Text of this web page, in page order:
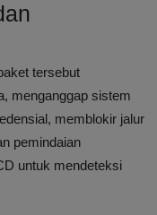
tersebut
menganggap sistem
memblokir jalur
pemindaian
untuk mendeteksi